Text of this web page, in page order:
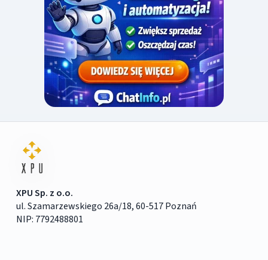
XPU Sp. z o.o.
ul. Szamarzewskiego 26a/18, 60-517 Poznań
NIP: 7792488801